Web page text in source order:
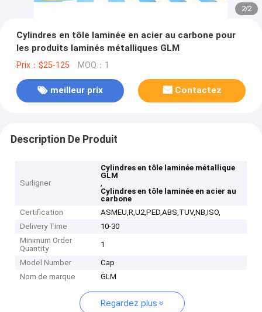
2/2
Cylindres en tôle laminée en acier au carbone pour
les produits laminés métalliques GLM
Prix：$25-125 MOQ：1
meilleur prix Contactez
Description De Produit
Surligner
Cylindres en tôle laminée métallique
GLM
,
Cylindres en tôle laminée en acier au
carbone
Certification
ASMEU,R,U2,PED,ABS,TUV,NB,ISO,
Delivery Time
10-30
Minimum Order
Quantity
1
Model Number
Cap
Nom de marque
GLM
Regardez plus